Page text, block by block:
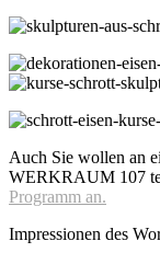
Auch Sie wollen an
WERKRAUM 107
Programm an.
Impressionen des